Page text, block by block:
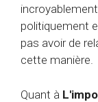
politiquement
pas avoir de
cette manière.
Quant à